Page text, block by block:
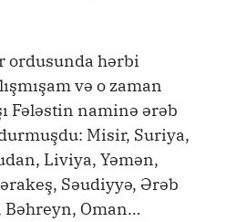
ordusunda hərbi
və o zaman
Fələstin naminə ərəb
Misir, Suriya,
Liviya, Yəmən,
Səudiyyə, Ərəb
Oman…